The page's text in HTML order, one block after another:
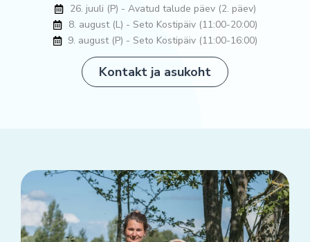
26. juuli (P) - Avatud talude päev (2. päev)
8. august (L) - Seto Kostipäiv (11:00-20:00)
9. august (P) - Seto Kostipäiv (11:00-16:00)
Kontakt ja asukoht